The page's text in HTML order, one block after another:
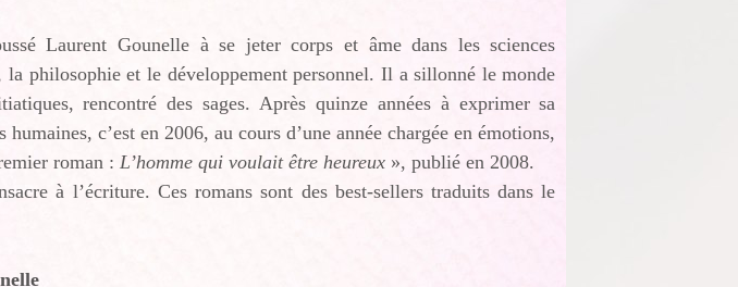
Laurent Gounelle à se jeter corps et âme dans les sciences
philosophie et le développement personnel. Il a sillonné le monde
rencontré des sages. Après quinze années à exprimer sa
c’est en 2006, au cours d’une année chargée en émotions,
roman : L’homme qui voulait être heureux », publié en 2008.
à l’écriture. Ces romans sont des best-sellers traduits dans le